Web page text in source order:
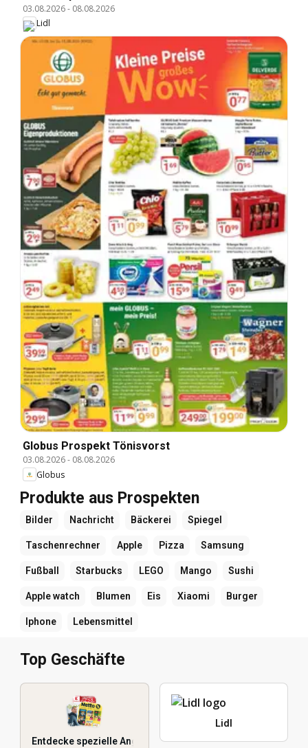
03.08.2026- 08.08.2026
Lidl
Globus Prospekt Tönisvorst
03.08.2026- 08.08.2026
Globus
Produkte aus Prospekten
Bilder Nachricht Bäckerei Spiegel
Taschenrechner Apple Pizza Samsung
Fußball Starbucks LEGO Mango Sushi
Apple watch Blumen Eis Xiaomi Burger
Iphone Lebensmittel
Top Geschäfte
Entdecke spezielle Angebote
Lidl